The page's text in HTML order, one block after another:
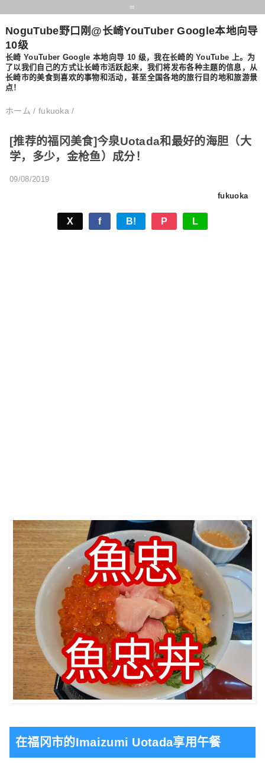
=
NoguTube野口刚@长崎YouTuber Google本地向导
10级
长崎 YouTuber Google 本地向导 10 级，我在长崎的 YouTube 上。为
了以我们自己的方式让长崎市活跃起来，我们将发布各种主题的信息，从
长崎市的美食到喜欢的事物和活动，甚至全国各地的旅行目的地和旅游景
点！
ホーム / fukuoka /
[推荐的福冈美食]今泉Uotada和最好的海胆（大
学，多少，金枪鱼）成分！
09/08/2019
fukuoka
X f B! P L
在福冈市的Imaizumi Uotada享用午餐